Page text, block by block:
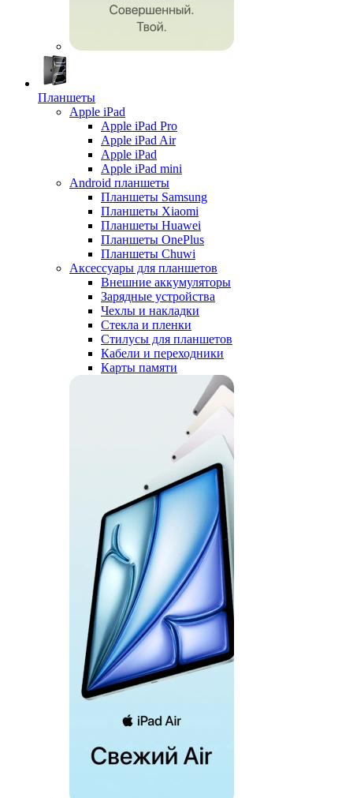
Планшеты
Apple iPad
Apple iPad Pro
Apple iPad Air
Apple iPad
Apple iPad mini
Android планшеты
Планшеты Samsung
Планшеты Xiaomi
Планшеты Huawei
Планшеты OnePlus
Планшеты Chuwi
Аксессуары для планшетов
Внешние аккумуляторы
Зарядные устройства
Чехлы и накладки
Стекла и пленки
Стилусы для планшетов
Кабели и переходники
Карты памяти